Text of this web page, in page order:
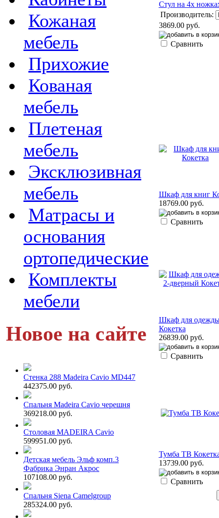
Кожаная
мебель
Прихожие
Кованая
мебель
Плетеная
мебель
Эксклюзивная
мебель
Матрасы и
основания
ортопедические
Комплекты
мебели
Новое на сайте
Стенка 288 Madeira Cavio MD447
442375.00 руб.
Спальня Madeira Cavio черешня
369218.00 руб.
Столовая MADEIRA Cavio
599951.00 руб.
Детская мебель Эльф комп.3
Фабрика Энран Акрос
107108.00 руб.
Спальня Siena Camelgroup
285324.00 руб.
Стул на 4х
Производитель:
3869.00 руб.
Сравнить
Шкаф для книг
18769.00 руб.
Сравнить
Шкаф для
Кокетка
26839.00 руб.
Сравнить
Тумба ТВ
13739.00 руб.
Сравнить